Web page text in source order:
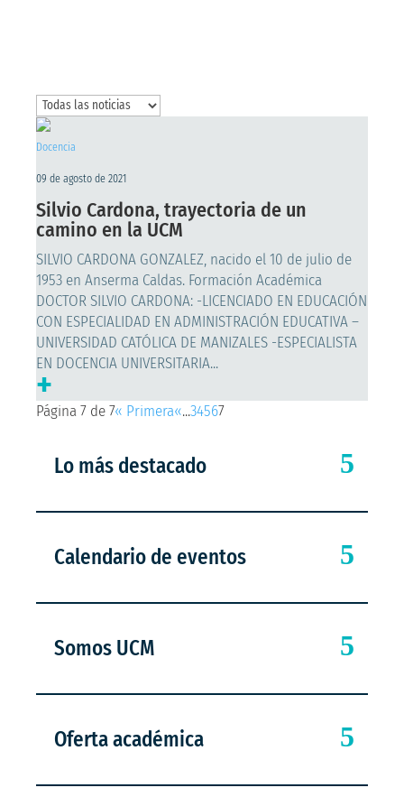
Docencia
09 de agosto de 2021
Silvio Cardona, trayectoria de un
camino en la UCM
SILVIO CARDONA GONZALEZ, nacido el 10 de julio de
1953 en Anserma Caldas. Formación Académica
DOCTOR SILVIO CARDONA: -LICENCIADO EN EDUCACIÓN
CON ESPECIALIDAD EN ADMINISTRACIÓN EDUCATIVA –
UNIVERSIDAD CATÓLICA DE MANIZALES -ESPECIALISTA
EN DOCENCIA UNIVERSITARIA...
+
Página 7 de 7« Primera«...34567
Lo más destacado
Calendario de eventos
Somos UCM
Oferta académica